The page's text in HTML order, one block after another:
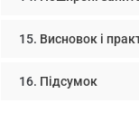
Висновок і
Підсумок